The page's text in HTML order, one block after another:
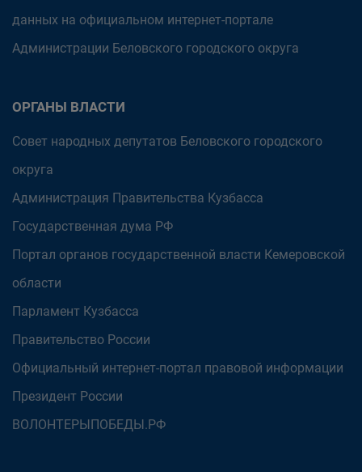
данных на официальном интернет-портале
Администрации Беловского городского округа
ОРГАНЫ ВЛАСТИ
Совет народных депутатов Беловского городского
округа
Администрация Правительства Кузбасса
Государственная дума РФ
Портал органов государственной власти Кемеровской
области
Парламент Кузбасса
Правительство России
Официальный интернет-портал правовой информации
Президент России
ВОЛОНТЕРЫПОБЕДЫ.РФ